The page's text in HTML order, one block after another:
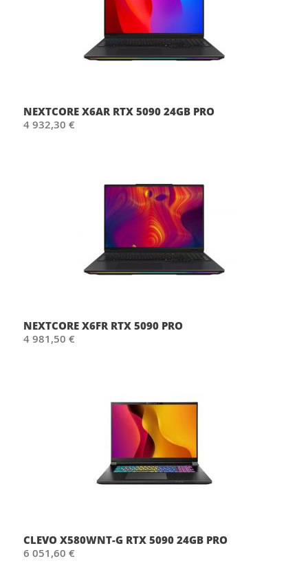
NEXTCORE X6AR RTX 5090 24GB PRO
4 932,30 €
NEXTCORE X6FR RTX 5090 PRO
4 981,50 €
CLEVO X580WNT-G RTX 5090 24GB PRO
6 051,60 €